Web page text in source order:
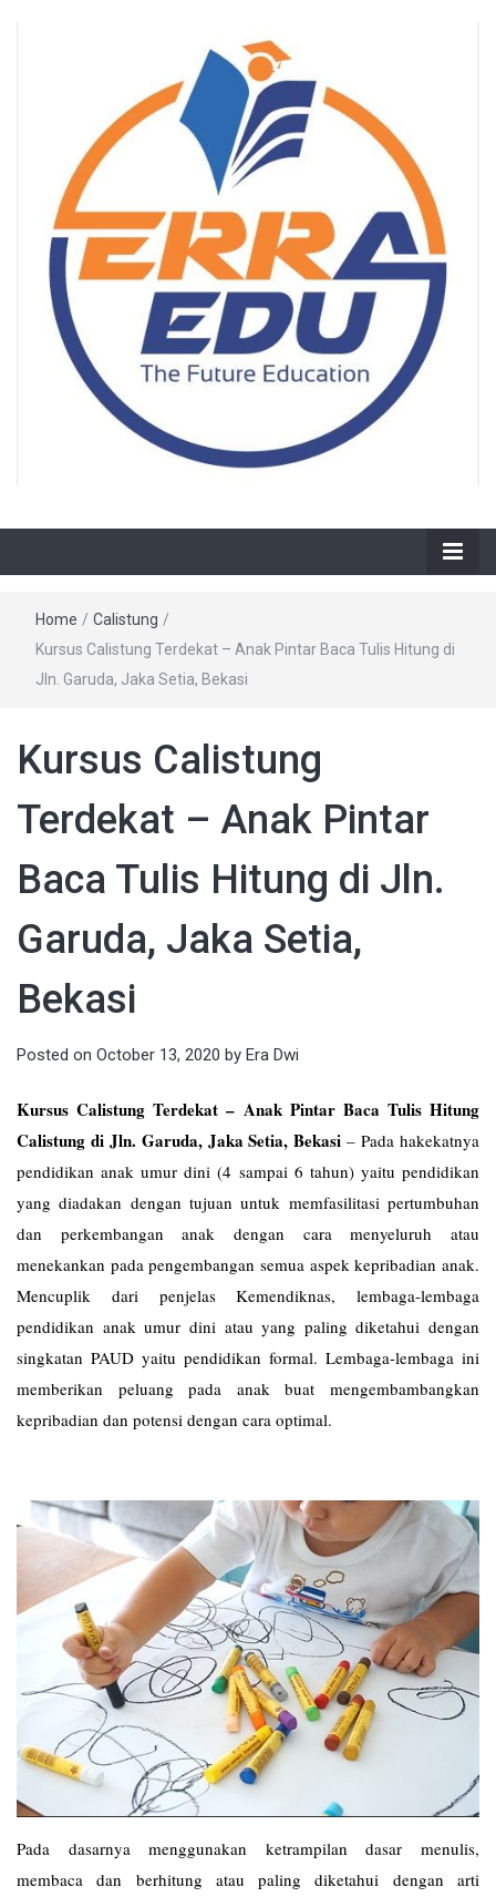
Home / Calistung /
Kursus Calistung Terdekat – Anak Pintar Baca Tulis Hitung di
Jln. Garuda, Jaka Setia, Bekasi
Kursus Calistung
Terdekat – Anak Pintar
Baca Tulis Hitung di Jln.
Garuda, Jaka Setia,
Bekasi
Posted on October 13, 2020 by Era Dwi
Kursus Calistung Terdekat – Anak Pintar Baca Tulis Hitung
Calistung di Jln. Garuda, Jaka Setia, Bekasi –Pada hakekatnya
pendidikan anak umur dini (4 sampai 6 tahun) yaitu pendidikan
yang diadakan dengan tujuan untuk memfasilitasi pertumbuhan
dan perkembangan anak dengan cara menyeluruh atau
menekankan pada pengembangan semua aspek kepribadian anak.
Mencuplik dari penjelas Kemendiknas, lembaga-lembaga
pendidikan anak umur dini atau yang paling diketahui dengan
singkatan PAUD yaitu pendidikan formal. Lembaga-lembaga ini
memberikan peluang pada anak buat mengembambangkan
kepribadian dan potensi dengan cara optimal.
Pada dasarnya menggunakan ketrampilan dasar menulis,
membaca dan berhitung atau paling diketahui dengan arti